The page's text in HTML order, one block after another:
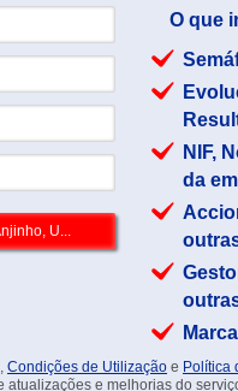
O que
NIF,
da
, Condições de Utilização e Política
atualizações e melhorias do